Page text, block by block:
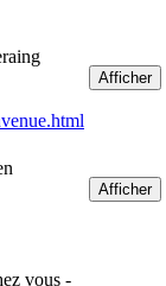
Afficher
Afficher
vous -